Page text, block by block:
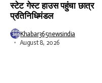
स्टेट गेस्ट हाउस पहुंचा छात्र
प्रतिनिधिमंडल
Khabar365newsindia
August 8, 2026